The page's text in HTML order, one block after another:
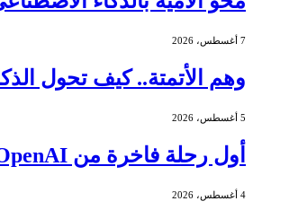
7 أغسطس، 2026
وهم الأتمتة.. كيف تحول
5 أغسطس، 2026
أول رحلة فاخرة من OpenAI.. تثير ردود فعل عنيفة
4 أغسطس، 2026